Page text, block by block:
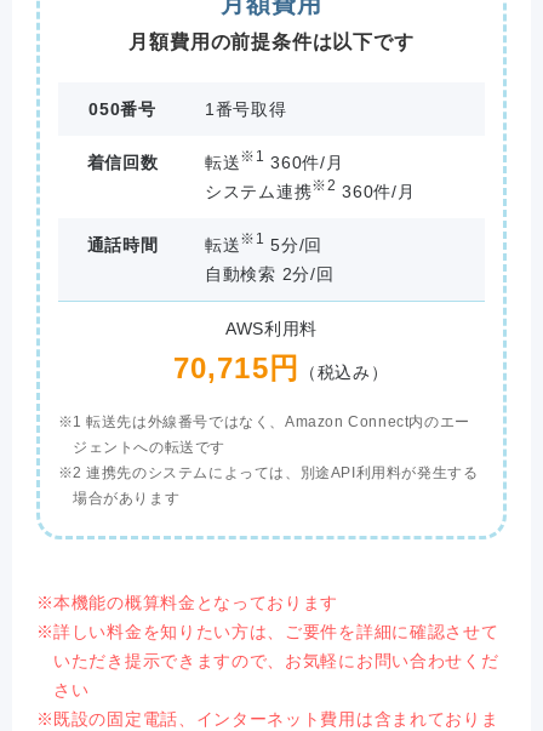
月額費用の前提条件は以下です
050番号 1番号取得
着信回数 転送※1 360件/月
システム連携※2 360件/月
通話時間 転送※1 5分/回
自動検索 2分/回
AWS利用料
70,715円 （税込み）
1 転送先は外線番号ではなく、Amazon Connect内のエー
ジェントへの転送です
2 連携先のシステムによっては、別途API利用料が発生する
場合があります
本機能の概算料金となっております
詳しい料金を知りたい方は、ご要件を詳細に確認させて
いただき提示できますので、お気軽にお問い合わせくだ
さい
既設の固定電話、インターネット費用は含まれておりま